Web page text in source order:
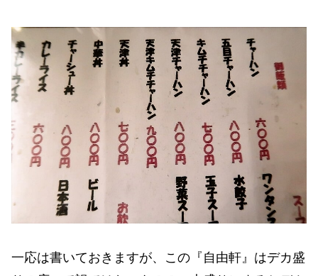
一応は書いておきますが、この『自由軒』はデカ盛